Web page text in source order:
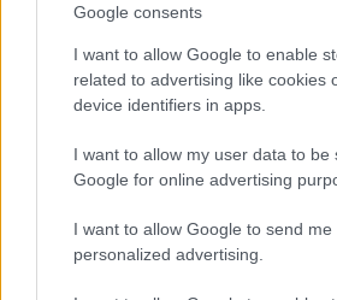
Google consents
I want to allow Google to enable
related to advertising like cookies
device identifiers in apps.
I want to allow my user data to be
Google for online advertising
I want to allow Google to send me
personalized advertising.